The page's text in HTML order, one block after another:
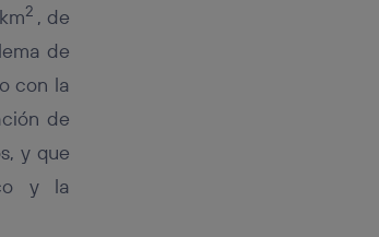
2 , de
de
con la
de
y que
y la